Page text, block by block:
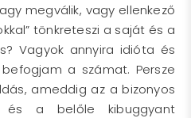
megválik, vagy ellenkező
tönkreteszi a saját és a
Vagyok annyira idióta és
a számat. Persze
ameddig az a bizonyos
a belőle kibuggyant